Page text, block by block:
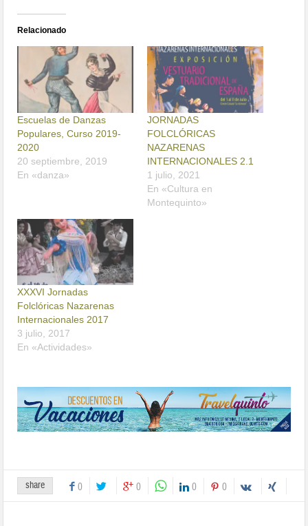
Relacionado
Escuelas de Danzas
Populares, Curso 2019-
2020
20 septiembre, 2019
En «danza»
JORNADAS
FOLCLÓRICAS
NAZARENAS
INTERNACIONALES 2.1
1 julio, 2021
En «Cultura en
Montequinto»
XXXVI Jornadas
Folclóricas Nazarenas
Internacionales 2017
3 julio, 2017
En «Actividades»
share 0 0 0 0